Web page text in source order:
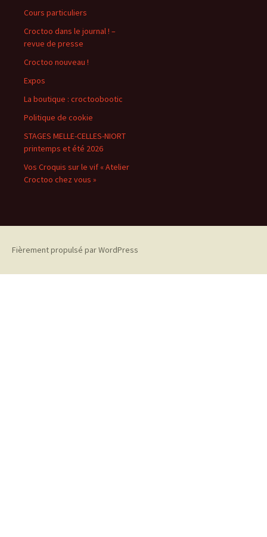
Cours particuliers
Croctoo dans le journal ! –
revue de presse
Croctoo nouveau !
Expos
La boutique : croctoobootic
Politique de cookie
STAGES MELLE-CELLES-NIORT
printemps et été 2026
Vos Croquis sur le vif « Atelier
Croctoo chez vous »
Fièrement propulsé par WordPress